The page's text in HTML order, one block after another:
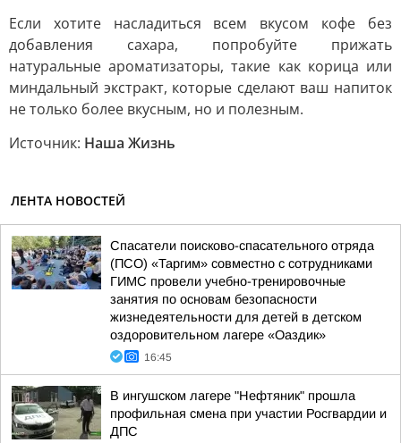
Если хотите насладиться всем вкусом кофе без
добавления сахара, попробуйте прижать
натуральные ароматизаторы, такие как корица или
миндальный экстракт, которые сделают ваш напиток
не только более вкусным, но и полезным.
Источник: Наша Жизнь
ЛЕНТА НОВОСТЕЙ
Спасатели поисково-спасательного отряда
(ПСО) «Таргим» совместно с сотрудниками
ГИМС провели учебно-тренировочные
занятия по основам безопасности
жизнедеятельности для детей в детском
оздоровительном лагере «Оаздик»
16:45
В ингушском лагере "Нефтяник" прошла
профильная смена при участии Росгвардии и
ДПС